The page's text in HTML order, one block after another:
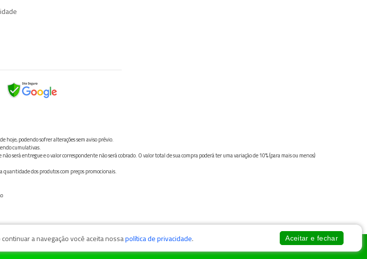
hoje, podendo sofrer alterações sem aviso prévio.
cumulativas.
será entregue e o valor correspondente não será cobrado. O valor total de sua compra poderá ter uma variação de 10% (para mais ou menos)
dos produtos com preços promocionais.
a navegação você aceita nossapolítica de privacidade. Aceitar e fechar